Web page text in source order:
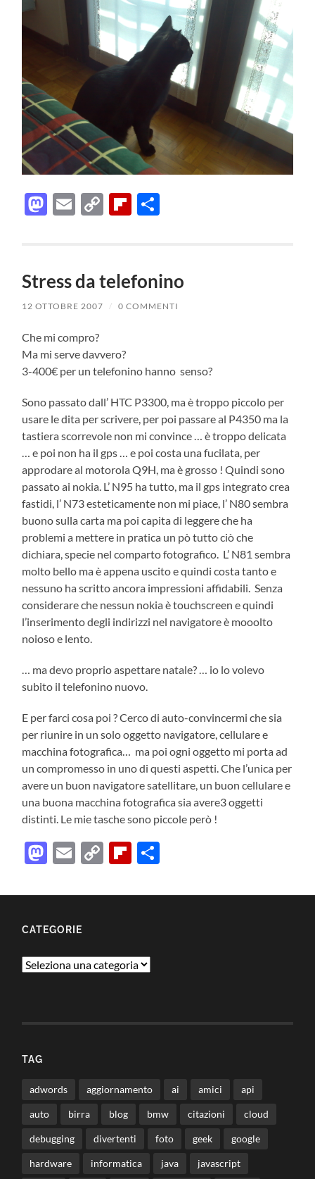
Mastodon
EmailCopyFlipboard
Stress da telefonino
12 OTTOBRE 2007 / 0 COMMENTI
Che mi compro?
Ma mi serve davvero?
3-400€ per un telefonino hanno senso?
Sono passato dall’ HTC P3300, ma è troppo piccolo per
usare le dita per scrivere, per poi passare al P4350 ma la
tastiera scorrevole non mi convince … è troppo delicata
… e poi non ha il gps … e poi costa una fucilata, per
approdare al motorola Q9H, ma è grosso ! Quindi sono
passato ai nokia. L’ N95 ha tutto, ma il gps integrato crea
fastidi, l’ N73 esteticamente non mi piace, l’ N80 sembra
buono sulla carta ma poi capita di leggere che ha
problemi a mettere in pratica un pò tutto ciò che
dichiara, specie nel comparto fotografico. L’ N81 sembra
molto bello ma è appena uscito e quindi costa tanto e
nessuno ha scritto ancora impressioni affidabili. Senza
considerare che nessun nokia è touchscreen e quindi
l’inserimento degli indirizzi nel navigatore è mooolto
noioso e lento.
… ma devo proprio aspettare natale? … io lo volevo
subito il telefonino nuovo.
E per farci cosa poi ? Cerco di auto-convincermi che sia
per riunire in un solo oggetto navigatore, cellulare e
macchina fotografica… ma poi ogni oggetto mi porta ad
un compromesso in uno di questi aspetti. Che l’unica per
avere un buon navigatore satellitare, un buon cellulare e
una buona macchina fotografica sia avere3 oggetti
distinti. Le mie tasche sono piccole però !
Mastodon
EmailCopyFlipboard
CATEGORIE
Categorie
TAG
adwords aggiornamento ai amici api
auto birra blog bmw citazioni cloud
debugging divertenti foto geek google
hardware informatica java javascript